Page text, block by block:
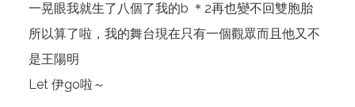
一晃眼我就生了八個了我的b ＊2再也變不回雙胞胎
所以算了啦，我的舞台現在只有一個觀眾而且他又不
是王陽明
Let 伊go啦～